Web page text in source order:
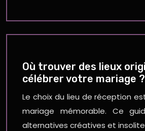
Où trouver des lieux
célébrer votre mariage ?
Le choix du lieu de réception
mariage mémorable. Ce
alternatives créatives et